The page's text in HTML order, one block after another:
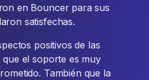
en Bouncer para sus
satisfechas.
positivos de las
que el soporte es muy
También que la